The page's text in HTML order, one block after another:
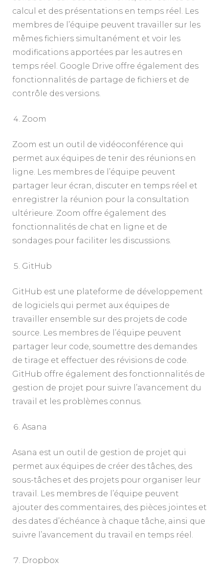
calcul et des présentations en temps réel. Les
membres de l’équipe peuvent travailler sur les
mêmes fichiers simultanément et voir les
modifications apportées par les autres en
temps réel. Google Drive offre également des
fonctionnalités de partage de fichiers et de
contrôle des versions.
Zoom
Zoom est un outil de vidéoconférence qui
permet aux équipes de tenir des réunions en
ligne. Les membres de l’équipe peuvent
partager leur écran, discuter en temps réel et
enregistrer la réunion pour la consultation
ultérieure. Zoom offre également des
fonctionnalités de chat en ligne et de
sondages pour faciliter les discussions.
GitHub
GitHub est une plateforme de développement
de logiciels qui permet aux équipes de
travailler ensemble sur des projets de code
source. Les membres de l’équipe peuvent
partager leur code, soumettre des demandes
de tirage et effectuer des révisions de code.
GitHub offre également des fonctionnalités de
gestion de projet pour suivre l’avancement du
travail et les problèmes connus.
Asana
Asana est un outil de gestion de projet qui
permet aux équipes de créer des tâches, des
sous-tâches et des projets pour organiser leur
travail. Les membres de l’équipe peuvent
ajouter des commentaires, des pièces jointes et
des dates d’échéance à chaque tâche, ainsi que
suivre l’avancement du travail en temps réel.
Dropbox